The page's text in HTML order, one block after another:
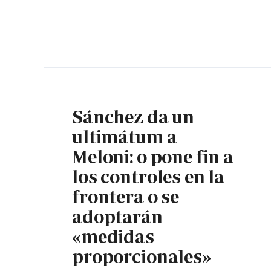
Sánchez da un
ultimátum a
Meloni: o pone fin a
los controles en la
frontera o se
adoptarán
«medidas
proporcionales»